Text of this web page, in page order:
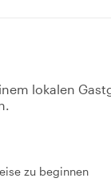
lokalen
zu beginnen